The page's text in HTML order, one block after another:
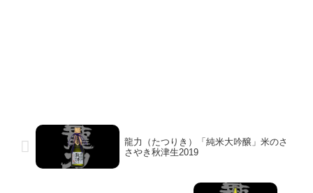
龍力（たつりき）「純米大吟醸」米のさ
さやき秋津生2019